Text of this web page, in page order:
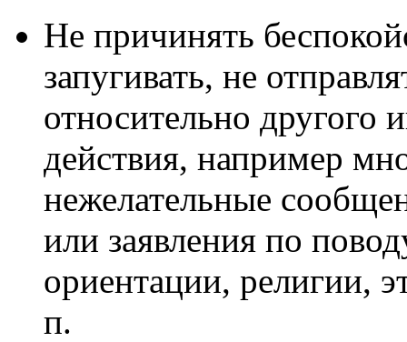
Не причинять
запугивать, не
относительно другого
действия, например
нежелательные
или заявления по
ориентации, религии,
п.